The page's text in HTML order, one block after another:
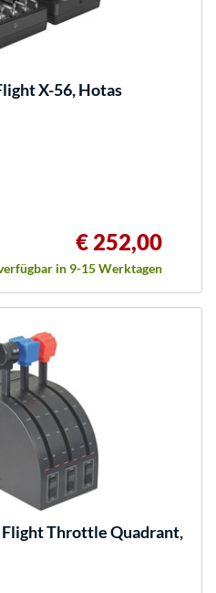
X-56, Hotas
€ 252,00
in 9-15 Werktagen
Flight Throttle Quadrant,